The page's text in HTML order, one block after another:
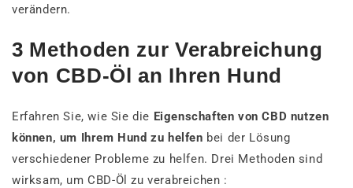
verändern.
3 Methoden zur Verabreichung
von CBD-Öl an Ihren Hund
Erfahren Sie, wie Sie die Eigenschaften von CBD nutzen
können, um Ihrem Hund zu helfen bei der Lösung
verschiedener Probleme zu helfen. Drei Methoden sind
wirksam, um CBD-Öl zu verabreichen :